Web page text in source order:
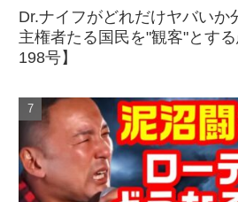
Dr.ナイフがどれだけヤバいか
主権者たる国民を"観客"とす
198号】